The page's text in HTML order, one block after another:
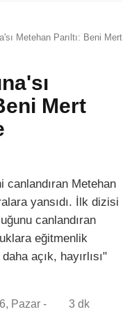
Metehan Parıltı: Beni Mert
Mert
Metehan
yansıdı. İlk dizisi
canlandıran
eğitmenlik
açık, hayırlısı"
Pazar -
3 dk